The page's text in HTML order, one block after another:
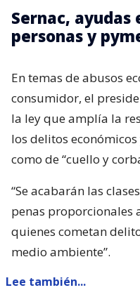
Sernac, ayudas
personas y
En temas de abusos
consumidor, el
la ley que amplía la
los delitos
como de “cuello y
“Se acabarán las
penas proporcionales
quienes cometan
medio ambiente”.
Lee también...